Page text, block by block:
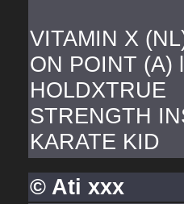
VITAMIN X
ON POINT (A)
HOLDXTRUE
STRENGTH
KARATE KID
© Ati xxx